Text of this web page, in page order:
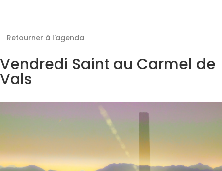
Retourner à l'agenda
Vendredi Saint au Carmel de
Vals